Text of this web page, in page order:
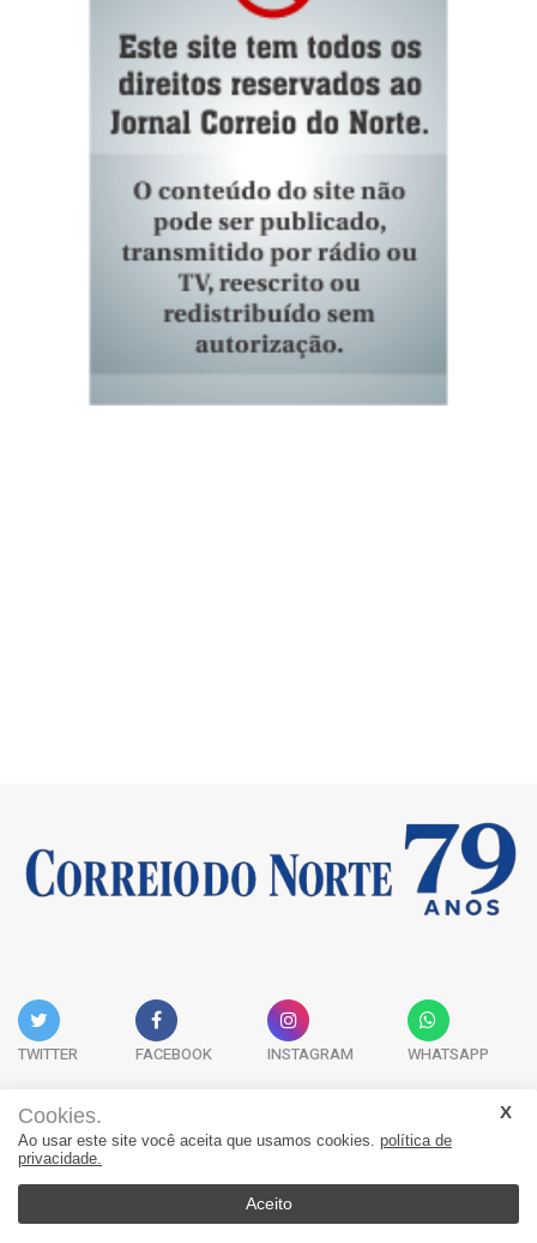
TWITTER FACEBOOK INSTAGRAM WHATSAPP
Acervo Digital Fale Conosco Quem Somos
Cookies.
Ao usar este site você aceita que usamos cookies. política de
privacidade.
Aceito